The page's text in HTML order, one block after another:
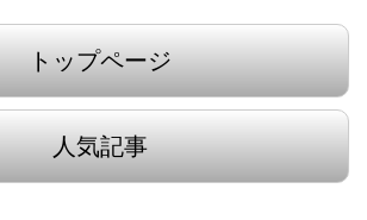
トップページ
人気記事